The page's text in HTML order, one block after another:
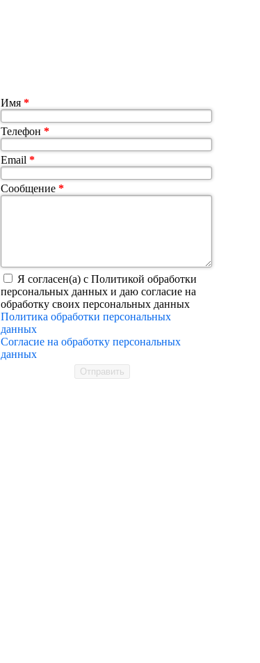
Имя *
Телефон *
Email *
Сообщение *
Я согласен(а) с Политикой обработки
персональных данных и даю согласие на
обработку своих персональных данных
Политика обработки персональных
данных
Согласие на обработку персональных
данных
Отправить